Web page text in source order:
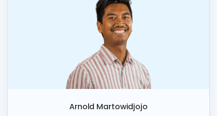
Arnold Martowidjojo